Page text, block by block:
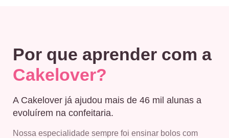
Por que aprender com a
Cakelover?
A Cakelover já ajudou mais de 46 mil alunas a
evoluírem na confeitaria.
Nossa especialidade sempre foi ensinar bolos com